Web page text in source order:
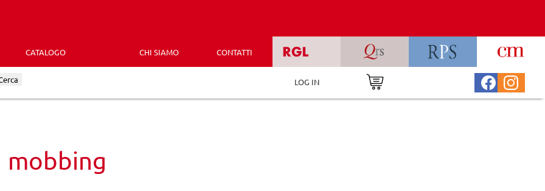
CATALOGO CHI SIAMO CONTATTI
LOG IN
mobbing